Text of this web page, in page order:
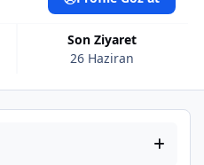
Son Ziyaret
26 Haziran